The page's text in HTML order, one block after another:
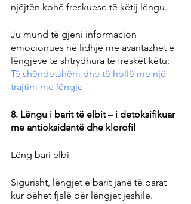
njëjtën kohë freskuese të këtij lëngu.
Ju mund të gjeni informacion
emocionues në lidhje me avantazhet e
lëngjeve të shtrydhura të freskët këtu:
Të shëndetshëm dhe të hollë me një
trajtim me lëngje
8. Lëngu i barit të elbit – i detoksifikuar
me antioksidantë dhe klorofil
Lëng bari elbi
Sigurisht, lëngjet e barit janë të parat
kur bëhet fjalë për lëngjet jeshile.